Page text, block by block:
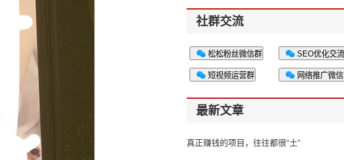
社群交流
松松粉丝微信群 SEO优化交
短视频运营群 网络推广微
最新文章
真正赚钱的项目，往往都很“土”